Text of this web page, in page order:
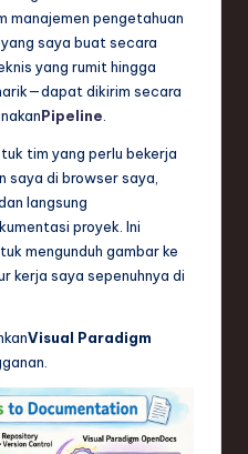
manajemen pengetahuan
saya buat secara
yang rumit hingga
dikirim secara
Pipeline
tim yang perlu bekerja
saya di browser saya,
langsung
proyek. Ini
mengunduh gambar ke
kerja saya sepenuhnya di
Visual Paradigm